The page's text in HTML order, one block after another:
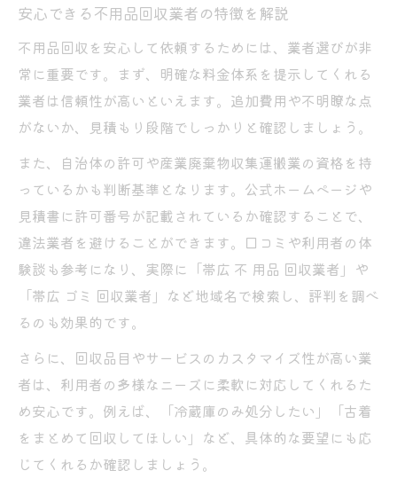
安心できる不用品回収業者の特徴を解説
不用品回収を安心して依頼するためには、業者選びが非
常に重要です。まず、明確な料金体系を提示してくれる
業者は信頼性が高いといえます。追加費用や不明瞭な点
がないか、見積もり段階でしっかりと確認しましょう。
また、自治体の許可や産業廃棄物収集運搬業の資格を持
っているかも判断基準となります。公式ホームページや
見積書に許可番号が記載されているか確認することで、
違法業者を避けることができます。口コミや利用者の体
験談も参考になり、実際に「帯広 不 用品 回収業者」や
「帯広 ゴミ 回収業者」など地域名で検索し、評判を調べ
るのも効果的です。
さらに、回収品目やサービスのカスタマイズ性が高い業
者は、利用者の多様なニーズに柔軟に対応してくれるた
め安心です。例えば、「冷蔵庫のみ処分したい」「古着
をまとめて回収してほしい」など、具体的な要望にも応
じてくれるか確認しましょう。